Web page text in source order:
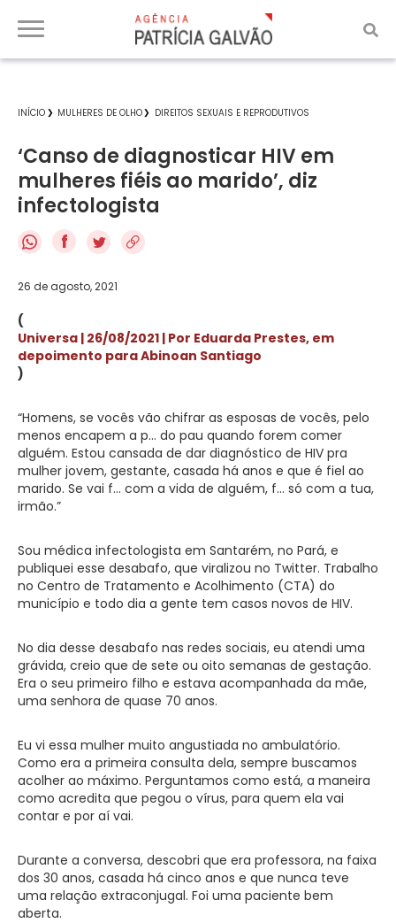
INÍCIO MULHERES DE OLHO DIREITOS SEXUAIS E REPRODUTIVOS
‘Canso de diagnosticar HIV em
mulheres fiéis ao marido’, diz
infectologista
f
26 de agosto, 2021
(
Universa | 26/08/2021 | Por Eduarda Prestes, em
depoimento para Abinoan Santiago
)
“Homens, se vocês vão chifrar as esposas de vocês, pelo
menos encapem a p… do pau quando forem comer
alguém. Estou cansada de dar diagnóstico de HIV pra
mulher jovem, gestante, casada há anos e que é fiel ao
marido. Se vai f… com a vida de alguém, f… só com a tua,
irmão.”
Sou médica infectologista em Santarém, no Pará, e
publiquei esse desabafo, que viralizou no Twitter. Trabalho
no Centro de Tratamento e Acolhimento (CTA) do
município e todo dia a gente tem casos novos de HIV.
No dia desse desabafo nas redes sociais, eu atendi uma
grávida, creio que de sete ou oito semanas de gestação.
Era o seu primeiro filho e estava acompanhada da mãe,
uma senhora de quase 70 anos.
Eu vi essa mulher muito angustiada no ambulatório.
Como era a primeira consulta dela, sempre buscamos
acolher ao máximo. Perguntamos como está, a maneira
como acredita que pegou o vírus, para quem ela vai
contar e por aí vai.
Durante a conversa, descobri que era professora, na faixa
dos 30 anos, casada há cinco anos e que nunca teve
uma relação extraconjugal. Foi uma paciente bem
aberta.